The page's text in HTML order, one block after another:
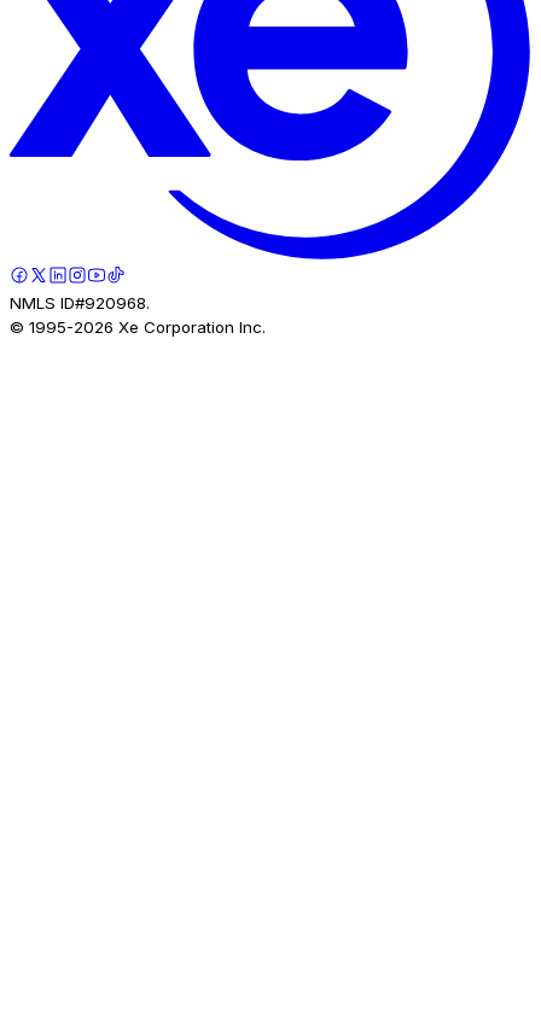
NMLS ID#920968.
© 1995-2026 Xe Corporation Inc.